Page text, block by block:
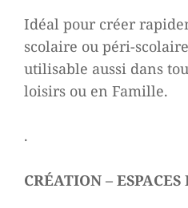
Idéal pour créer
scolaire ou péri-
utilisable aussi dans
loisirs ou en Famille.
.
CRÉATION – ESPACES